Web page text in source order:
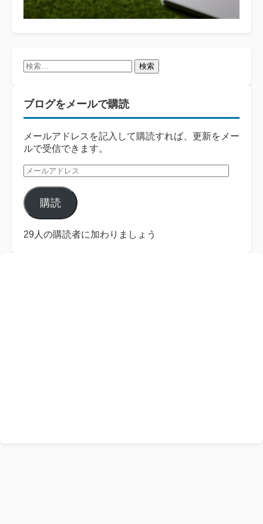
検
ブログをメールで購読
メールアドレスを記入して購読すれば、更新をメー
ルで受信できます。
メ
ル
ア
ド
レ
購読
29人の購読者に加わりましょう